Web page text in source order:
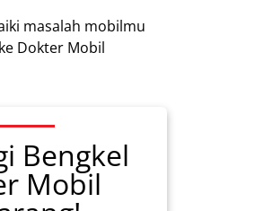
masalah mobilmu
Dokter Mobil
Bengkel
Mobil